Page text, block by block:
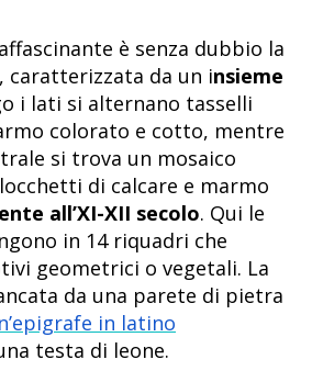
è senza dubbio la
caratterizzata da un insieme
i lati si alternano tasselli
colorato e cotto, mentre
si trova un mosaico
di calcare e marmo
all’XI-XII secolo. Qui le
in 14 riquadri che
geometrici o vegetali. La
da una parete di pietra
in latino
testa di leone.